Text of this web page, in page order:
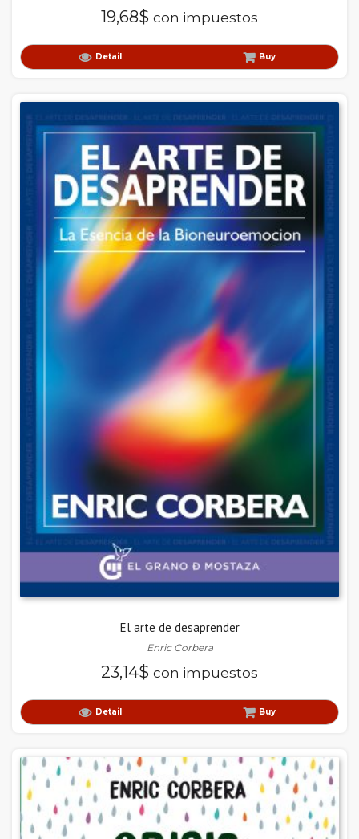
19,68$ con impuestos
Detail Buy
El arte de desaprender
Enric Corbera
23,14$ con impuestos
Detail Buy